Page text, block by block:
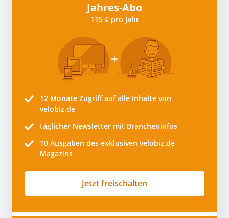
Jahres-Abo
115 € pro Jahr
12 Monate Zugriff auf alle Inhalte von
velobiz.de
täglicher Newsletter mit Brancheninfos
10 Ausgaben des exklusiven velobiz.de
Magazins
Jetzt freischalten